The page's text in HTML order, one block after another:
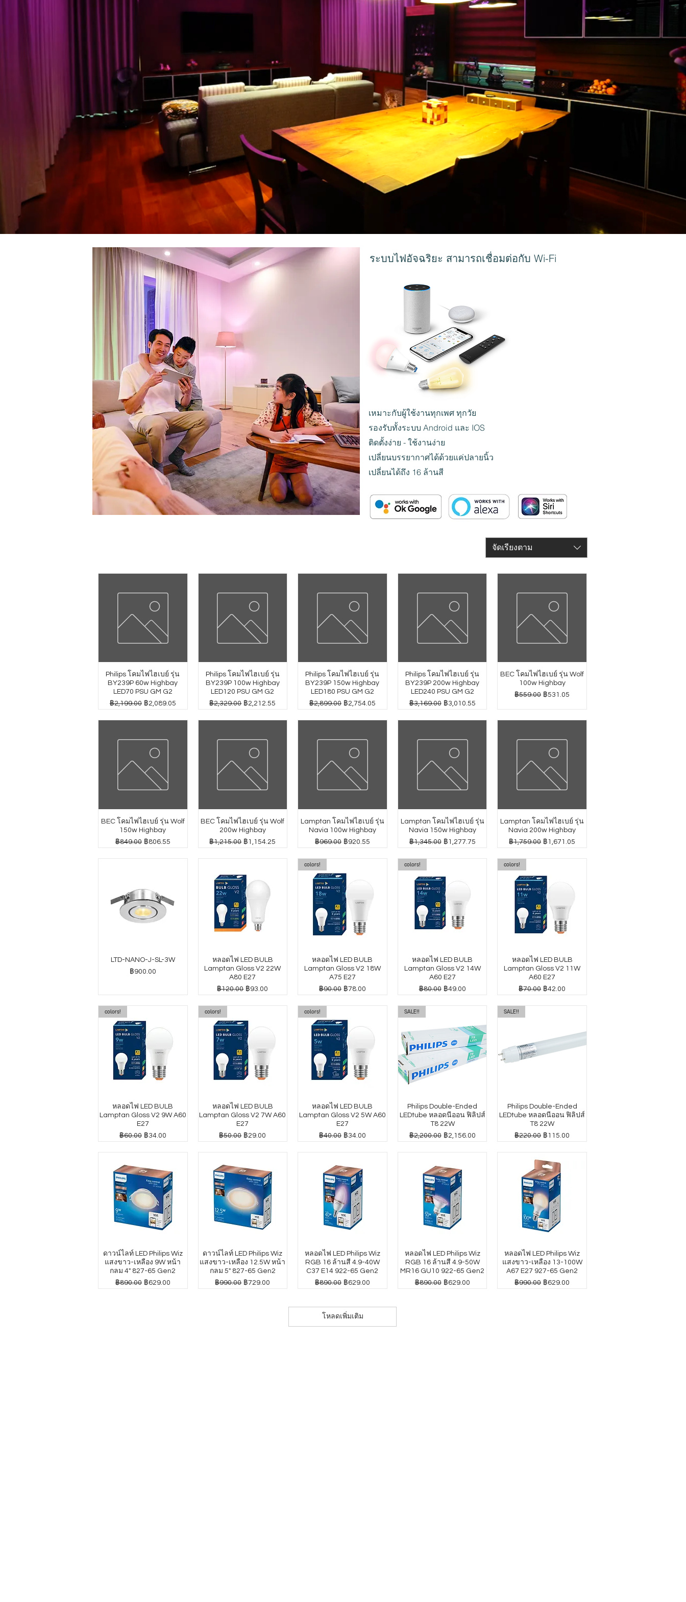
ระบบไฟอัจฉริยะ สามารถเชื่อมต่อกับ Wi-Fi
เหมาะกับผู้ใช้งานทุกเพศ ทุกวัย
รองรับทั้งระบบ Android และ IOS
ติดตั้งง่าย - ใช้งานง่าย
เปลี่ยนบรรยากาศได้ด้วยแค่ปลายนิ้ว
เปลี่ยนได้ถึง 16 ล้านสี
จัดเรียงตาม
Philips โคมไฟไฮเบย์ รุ่น
BY239P 60w Highbay
LED70 PSU GM G2
ราคาปกติ
฿2,199.00 ราคาขายลด
฿2,089.05
Philips โคมไฟไฮเบย์ รุ่น
BY239P 100w Highbay
LED120 PSU GM G2
ราคาปกติ
฿2,329.00 ราคาขายลด
฿2,212.55
Philips โคมไฟไฮเบย์ รุ่น
BY239P 150w Highbay
LED180 PSU GM G2
ราคาปกติ
฿2,899.00 ราคาขายลด
฿2,754.05
Philips โคมไฟไฮเบย์ รุ่น
BY239P 200w Highbay
LED240 PSU GM G2
ราคาปกติ
฿3,169.00 ราคาขายลด
฿3,010.55
BEC โคมไฟไฮเบย์ รุ่น Wolf
100w Highbay
ราคาปกติ
฿559.00 ราคาขายลด
฿531.05
BEC โคมไฟไฮเบย์ รุ่น Wolf
150w Highbay
ราคาปกติ
฿849.00 ราคาขายลด
฿806.55
BEC โคมไฟไฮเบย์ รุ่น Wolf
200w Highbay
ราคาปกติ
฿1,215.00 ราคาขายลด
฿1,154.25
Lamptan โคมไฟไฮเบย์ รุ่น
Navia 100w Highbay
ราคาปกติ
฿969.00 ราคาขายลด
฿920.55
Lamptan โคมไฟไฮเบย์ รุ่น
Navia 150w Highbay
ราคาปกติ
฿1,345.00 ราคาขายลด
฿1,277.75
Lamptan โคมไฟไฮเบย์ รุ่น
Navia 200w Highbay
ราคาปกติ
฿1,759.00 ราคาขายลด
฿1,671.05
LTD-NANO-J-SL-3W
ราคา
฿900.00
หลอดไฟ LED BULB
Lamptan Gloss V2 22W
A80 E27
ราคาปกติ
฿120.00 ราคาขายลด
฿93.00
colors!
หลอดไฟ LED BULB
Lamptan Gloss V2 18W
A75 E27
ราคาปกติ
฿90.00 ราคาขายลด
฿78.00
colors!
หลอดไฟ LED BULB
Lamptan Gloss V2 14W
A60 E27
ราคาปกติ
฿80.00 ราคาขายลด
฿49.00
colors!
หลอดไฟ LED BULB
Lamptan Gloss V2 11W
A60 E27
ราคาปกติ
฿70.00 ราคาขายลด
฿42.00
colors!
หลอดไฟ LED BULB
Lamptan Gloss V2 9W A60
E27
ราคาปกติ
฿60.00 ราคาขายลด
฿34.00
colors!
หลอดไฟ LED BULB
Lamptan Gloss V2 7W A60
E27
ราคาปกติ
฿50.00 ราคาขายลด
฿29.00
colors!
หลอดไฟ LED BULB
Lamptan Gloss V2 5W A60
E27
ราคาปกติ
฿40.00 ราคาขายลด
฿34.00
SALE!!
Philips Double-Ended
LEDtube หลอดนีออน ฟิลิปส์
T8 22W
ราคาปกติ
฿2,200.00 ราคาขายลด
฿2,156.00
SALE!!
Philips Double-Ended
LEDtube หลอดนีออน ฟิลิปส์
T8 22W
ราคาปกติ
฿220.00 ราคาขายลด
฿115.00
ดาวน์ไลท์ LED Philips Wiz
แสงขาว-เหลือง 9W หน้า
กลม 4" 827-65 Gen2
ราคาปกติ
฿890.00 ราคาขายลด
฿629.00
ดาวน์ไลท์ LED Philips Wiz
แสงขาว-เหลือง 12.5W หน้า
กลม 5" 827-65 Gen2
ราคาปกติ
฿990.00 ราคาขายลด
฿729.00
หลอดไฟ LED Philips Wiz
RGB 16 ล้านสี 4.9-40W
C37 E14 922-65 Gen2
ราคาปกติ
฿890.00 ราคาขายลด
฿629.00
หลอดไฟ LED Philips Wiz
RGB 16 ล้านสี 4.9-50W
MR16 GU10 922-65 Gen2
ราคาปกติ
฿890.00 ราคาขายลด
฿629.00
หลอดไฟ LED Philips Wiz
แสงขาว-เหลือง 13-100W
A67 E27 927-65 Gen2
ราคาปกติ
฿990.00 ราคาขายลด
฿629.00
โหลดเพิ่มเติม